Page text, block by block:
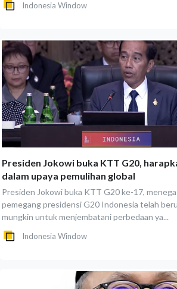
Indonesia Window
Presiden Jokowi buka KTT G20,
dalam upaya pemulihan global
Presiden Jokowi buka KTT G20 ke-17,
pemegang presidensi G20 Indonesia telah
mungkin untuk menjembatani perbedaan ya...
Indonesia Window